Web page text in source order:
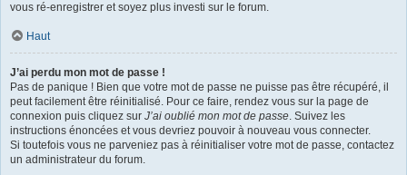
vous ré-enregistrer et soyez plus investi sur le forum.
Haut
J’ai perdu mon mot de passe !
Pas de panique ! Bien que votre mot de passe ne puisse pas être récupéré, il
peut facilement être réinitialisé. Pour ce faire, rendez vous sur la page de
connexion puis cliquez sur J’ai oublié mon mot de passe. Suivez les
instructions énoncées et vous devriez pouvoir à nouveau vous connecter.
Si toutefois vous ne parveniez pas à réinitialiser votre mot de passe, contactez
un administrateur du forum.